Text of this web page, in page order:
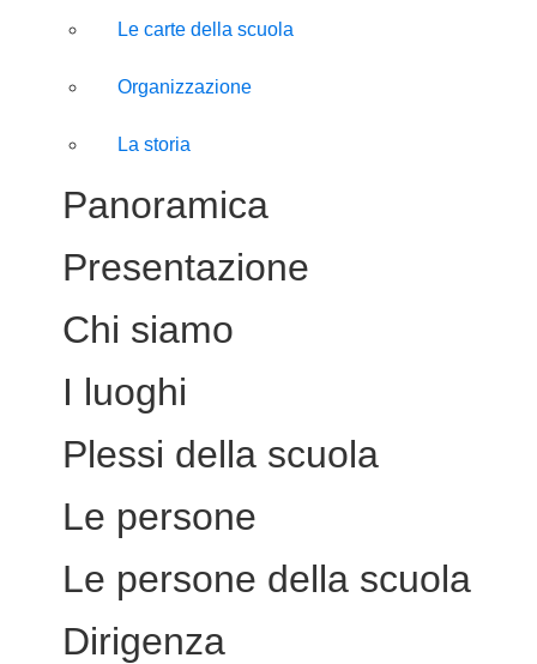
Le carte della scuola
Organizzazione
La storia
Panoramica
Presentazione
Chi siamo
I luoghi
Plessi della scuola
Le persone
Le persone della scuola
Dirigenza